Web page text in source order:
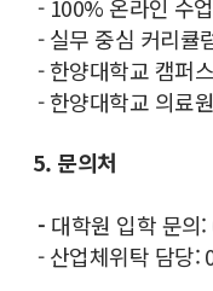
- 100% 온라인 수
- 실무 중심 커리큘
- 한양대학교 캠퍼
- 한양대학교 의료
5. 문의처
- 대학원 입학 문의
- 산업체위탁 담당: